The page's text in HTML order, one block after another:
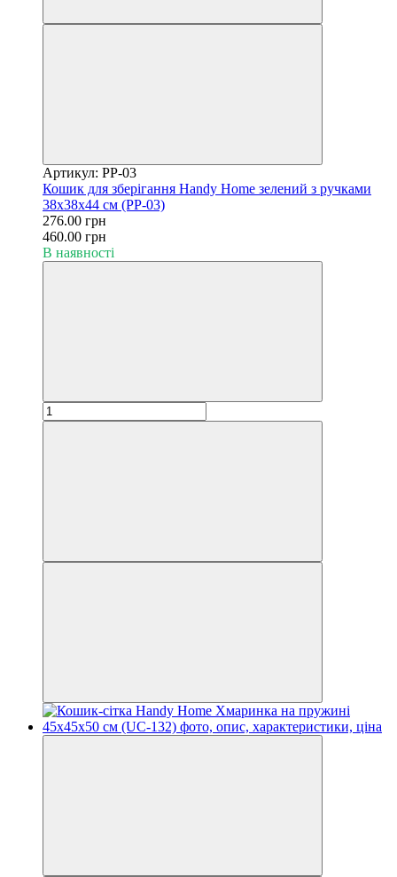
Артикул: PP-03
Кошик для зберігання Handy Home зелений з ручками
38х38х44 см (PP-03)
276.00 грн
460.00 грн
В наявності